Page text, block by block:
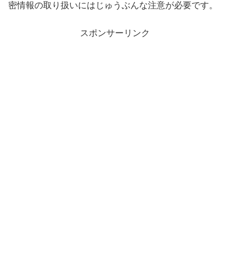
密情報の取り扱いにはじゅうぶんな注意が必要です。
スポンサーリンク